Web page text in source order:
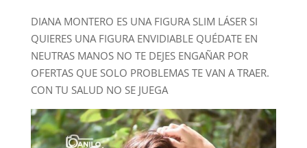
DIANA MONTERO ES UNA FIGURA SLIM LÁSER SI
QUIERES UNA FIGURA ENVIDIABLE QUÉDATE EN
NEUTRAS MANOS NO TE DEJES ENGAÑAR POR
OFERTAS QUE SOLO PROBLEMAS TE VAN A TRAER.
CON TU SALUD NO SE JUEGA